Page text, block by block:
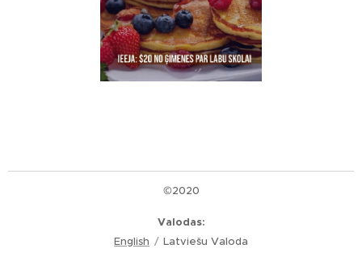
©2020
Valodas
English
Latviešu Valoda